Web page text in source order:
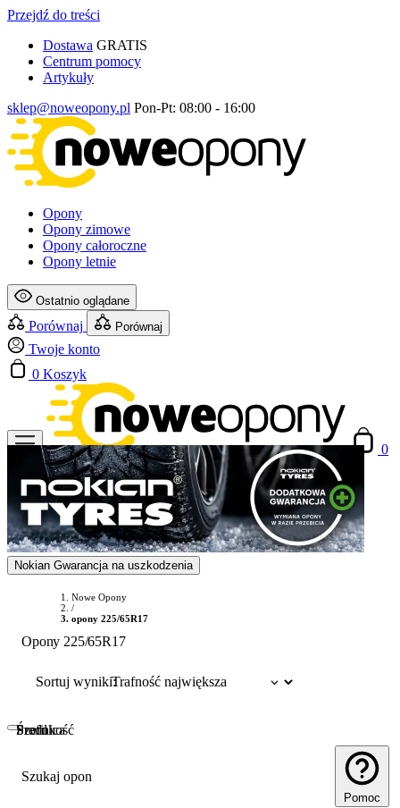
Przejdź do treści
Dostawa GRATIS
Centrum pomocy
Artykuły
sklep@noweopony.pl Pon-Pt: 08:00 - 16:00
Opony
Opony zimowe
Opony całoroczne
Opony letnie
Ostatnio oglądane
Porównaj Porównaj
Twoje konto
0 Koszyk
0
Nokian Gwarancja na uszkodzenia
Nowe Opony
/
opony 225/65R17
Opony 225/65R17
Sortuj wyniki:
Szukaj opon
Pomoc
Szerokość
Profil
Średnica